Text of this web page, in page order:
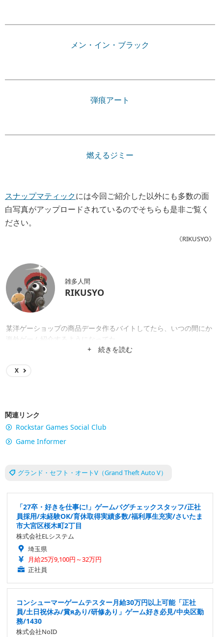
メン・イン・ブラック
弾痕アート
燃えるジミー
スナップマティックには今回ご紹介した以外にも多数の面
白写真がアップロードされているのでそちらも是非ご覧く
ださい。
《RIKUSYO》
雑多人間
RIKUSYO
某洋ゲーショップの商品データ作るバイトしてたら、いつの間にか
海外ゲーム紹介するようになってた。
+ 続きを読む
X
関連リンク
Rockstar Games Social Club
Game Informer
グランド・セフト・オートV（Grand Theft Auto V）
「27卒・好きを仕事に!」ゲームバグチェックスタッフ/正社
員採用/未経験OK/育休取得実績多数/福利厚生充実/さいたま
市大宮区桜木町2丁目
株式会社ELシステム
埼玉県
月給25万9,100円～32万円
正社員
コンシューマーゲームテスター月給30万円以上可能「正社
員/土日祝休み/賞яあり/研修あり」ゲーム好き必見/中央区勤
務/1430
株式会社NoID